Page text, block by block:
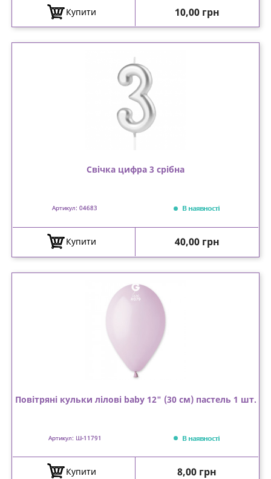
Купити Ціна
10,00 грн
Свічка цифра 3 срібна
Артикул: 04683 В наявності
Купити Ціна
40,00 грн
Повітряні кульки лілові baby 12" (30 см) пастель 1 шт.
Артикул: Ш-11791 В наявності
Купити Ціна
8,00 грн